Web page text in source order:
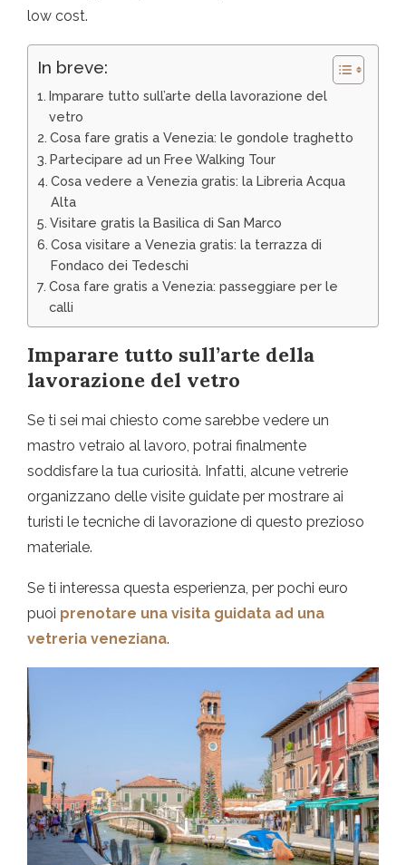
low cost.
In breve:
Imparare tutto sull’arte della lavorazione del
vetro
Cosa fare gratis a Venezia: le gondole traghetto
Partecipare ad un Free Walking Tour
Cosa vedere a Venezia gratis: la Libreria Acqua
Alta
Visitare gratis la Basilica di San Marco
Cosa visitare a Venezia gratis: la terrazza di
Fondaco dei Tedeschi
Cosa fare gratis a Venezia: passeggiare per le
calli
Imparare tutto sull’arte della
lavorazione del vetro
Se ti sei mai chiesto come sarebbe vedere un
mastro vetraio al lavoro, potrai finalmente
soddisfare la tua curiosità. Infatti, alcune vetrerie
organizzano delle visite guidate per mostrare ai
turisti le tecniche di lavorazione di questo prezioso
materiale.
Se ti interessa questa esperienza, per pochi euro
puoi prenotare una visita guidata ad una
vetreria veneziana.